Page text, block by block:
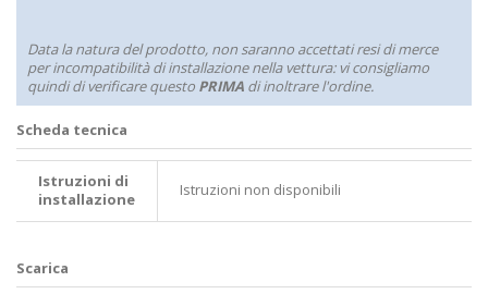
Data la natura del prodotto, non saranno accettati resi di merce
per incompatibilità di installazione nella vettura: vi consigliamo
quindi di verificare questo PRIMA di inoltrare l'ordine.
Scheda tecnica
Istruzioni di
installazione
Istruzioni non disponibili
Scarica